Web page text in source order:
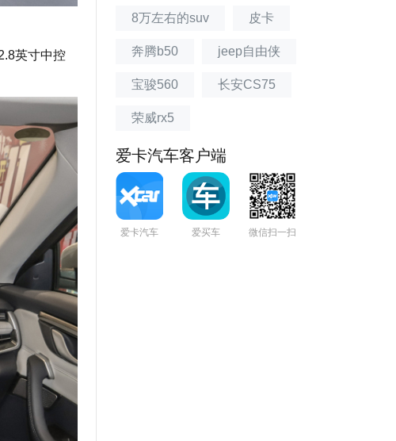
英寸中控
8万左右的suv 皮卡
奔腾b50 jeep自由侠
宝骏560 长安CS75
荣威rx5
爱卡汽车客户端
爱卡汽车 爱买车 微信扫一扫